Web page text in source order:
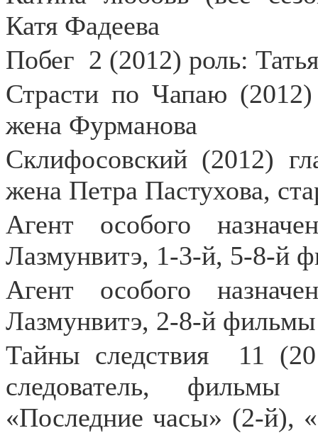
Катя Фадеева
Побег 2 (2012) роль:
Страсти по Чапаю
жена Фурманова
Склифосовский (2012)
жена Петра Пастухова,
Агент особого
Лазмунвитэ, 1-3-й, 5-8-й
Агент особого
Лазмунвитэ, 2-8-й фильмы
Тайны следствия
11
следователь,
«Последние часы» (2-й),